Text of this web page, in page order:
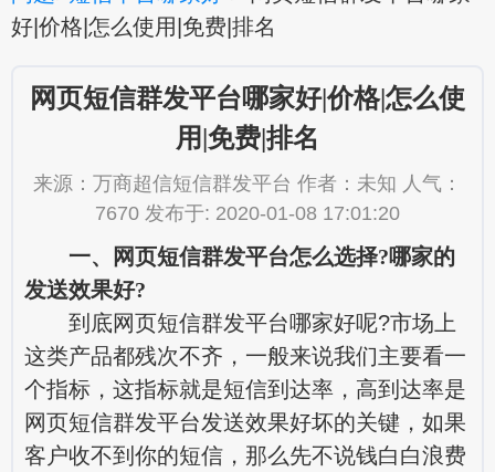
好|价格|怎么使用|免费|排名
网页短信群发平台哪家好|价格|怎么使
用|免费|排名
来源：万商超信短信群发平台 作者：未知 人气：
7670 发布于: 2020-01-08 17:01:20
一、网页短信群发平台怎么选择?哪家的
发送效果好?
到底网页短信群发平台哪家好呢?市场上
这类产品都残次不齐，一般来说我们主要看一
个指标，这指标就是短信到达率，高到达率是
网页短信群发平台发送效果好坏的关键，如果
客户收不到你的短信，那么先不说钱白白浪费